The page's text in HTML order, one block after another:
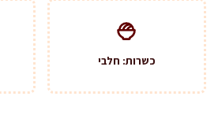
כשרות: חלבי